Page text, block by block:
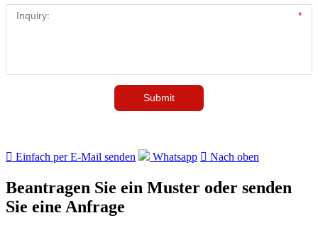
 Einfach per E-Mail senden Whatsapp  Nach oben
Beantragen Sie ein Muster oder senden
Sie eine Anfrage